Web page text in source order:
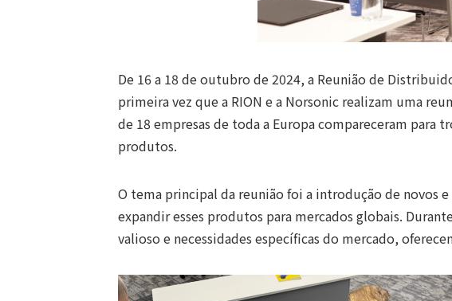
De 16 a 18 de outubro de 2024, a Reunião de
primeira vez que a RION e a Norsonic realizam uma
de 18 empresas de toda a Europa compareceram
produtos.
O tema principal da reunião foi a introdução de novos
expandir esses produtos para mercados globais.
valioso e necessidades específicas do mercado,